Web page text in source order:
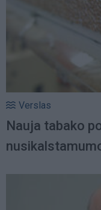
Verslas
Nauja tabako